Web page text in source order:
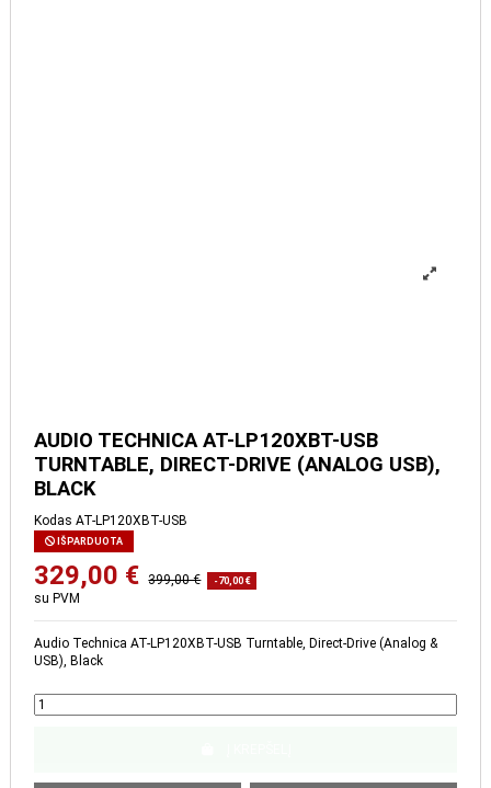
AUDIO TECHNICA AT-LP120XBT-
USB TURNTABLE, DIRECT-DRIVE
(ANALOG USB), BLACK
Kodas AT-LP120XBT-USB
IŠPARDUOTA
329,00 € 399,00 € -70,00 €
su PVM
Audio Technica AT-LP120XBT-USB Turntable, Direct-Drive (Analog &
USB), Black